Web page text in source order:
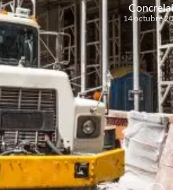
14 octubre